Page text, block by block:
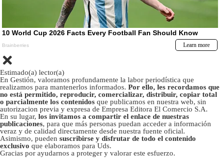
Estimado(a) lector(a)
En Gestión, valoramos profundamente la labor periodística que
realizamos para mantenerlos informados. Por ello, les recordamos que
no está permitido, reproducir, comercializar, distribuir, copiar total
o parcialmente los contenidos que publicamos en nuestra web, sin
autorizacion previa y expresa de Empresa Editora El Comercio S.A.
En su lugar, los invitamos a compartir el enlace de nuestras
publicaciones, para que más personas puedan acceder a información
veraz y de calidad directamente desde nuestra fuente oficial.
Asimismo, pueden suscribirse y disfrutar de todo el contenido
exclusivo que elaboramos para Uds.
Gracias por ayudarnos a proteger y valorar este esfuerzo.